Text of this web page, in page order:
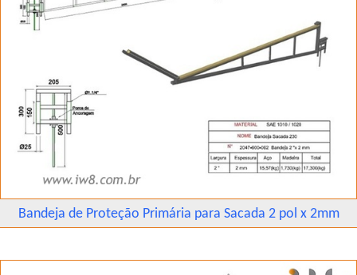
Bandeja de Proteção Primária para Sacada 2 pol x 2mm